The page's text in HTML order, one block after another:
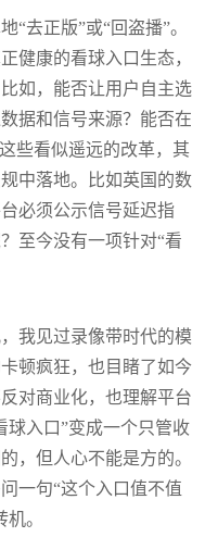
“去正版”或“回盗播”。
健康的看球入口生态，
如，能否让用户自主选
据和信号来源？能否在
些看似遥远的改革，其
中落地。比如英国的数
必须公示信号延迟指
至今没有一项针对“看
我见过录像带时代的模
顿疯狂，也目睹了如今
对商业化，也理解平台
球入口”变成一个只管收
，但人心不能是方的。
一句“这个入口值不值
。